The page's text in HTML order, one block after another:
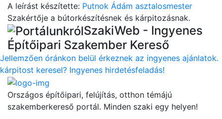
A leírást készítette: Putnok Ádám asztalosmester
Szakértője a bútorkészítésnek és kárpitozásnak.
SzakiWeb - Ingyenes
Építőipari Szakember Kereső
Jellemzően óránkon belül érkeznek az ingyenes ajánlatok.
kárpitost keresel? Ingyenes hirdetésfeladás!
Országos építőipari, felújítás, otthon témájú
szakemberkereső portál. Minden szaki egy helyen!